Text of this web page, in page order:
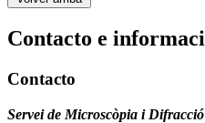
Contacto e
Contacto
Servei de Microscòpia i